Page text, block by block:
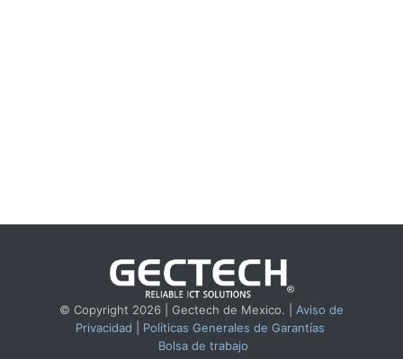
© Copyright 2026 | Gectech de Mexico. | Aviso de
Privacidad
Políticas Generales de Garantías
Bolsa de trabajo